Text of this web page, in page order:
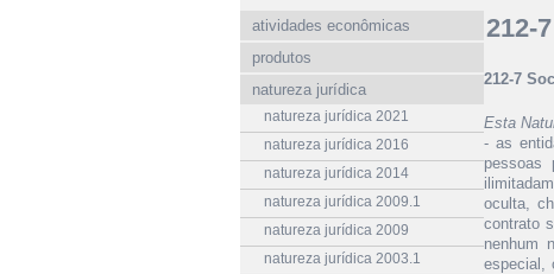
atividades econômicas
produtos
natureza jurídica
natureza jurídica 2021
natureza jurídica 2016
natureza jurídica 2014
natureza jurídica 2009.1
natureza jurídica 2009
natureza jurídica 2003.1
212-
212-7
Esta
- as
pessoas
oculta,
contrato
nenhum
especial,